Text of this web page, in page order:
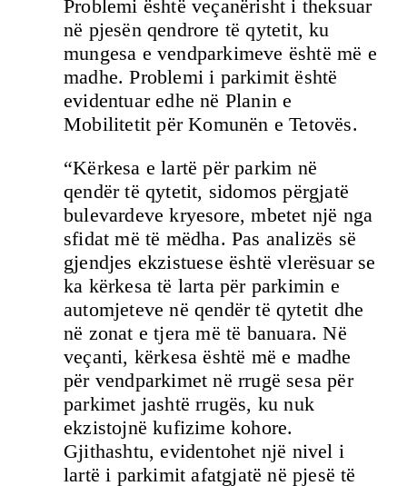
Problemi është veçanërisht i theksuar
në pjesën qendrore të qytetit, ku
mungesa e vendparkimeve është më e
madhe. Problemi i parkimit është
evidentuar edhe në Planin e
Mobilitetit për Komunën e Tetovës.
“Kërkesa e lartë për parkim në
qendër të qytetit, sidomos përgjatë
bulevardeve kryesore, mbetet një nga
sfidat më të mëdha. Pas analizës së
gjendjes ekzistuese është vlerësuar se
ka kërkesa të larta për parkimin e
automjeteve në qendër të qytetit dhe
në zonat e tjera më të banuara. Në
veçanti, kërkesa është më e madhe
për vendparkimet në rrugë sesa për
parkimet jashtë rrugës, ku nuk
ekzistojnë kufizime kohore.
Gjithashtu, evidentohet një nivel i
lartë i parkimit afatgjatë në pjesë të